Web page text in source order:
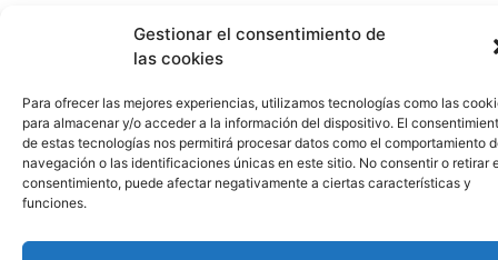
Gestionar el consentimiento de
las cookies
Para ofrecer las mejores experiencias, utilizamos tecnologías como las
para almacenar y/o acceder a la información del dispositivo. El
de estas tecnologías nos permitirá procesar datos como el comportamiento
navegación o las identificaciones únicas en este sitio. No consentir o retirar
consentimiento, puede afectar negativamente a ciertas características y
funciones.
Política de Privacidad
Garantia
Devoluciones